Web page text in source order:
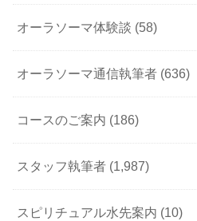
オーラソーマ体験談 (58)
オーラソーマ通信執筆者 (636)
コースのご案内 (186)
スタッフ執筆者 (1,987)
スピリチュアル水先案内 (10)